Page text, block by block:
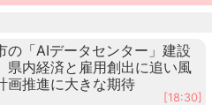
の「AIデータセンター」建設
内経済と雇用創出に追い風
推進に大きな期待
[18:30]